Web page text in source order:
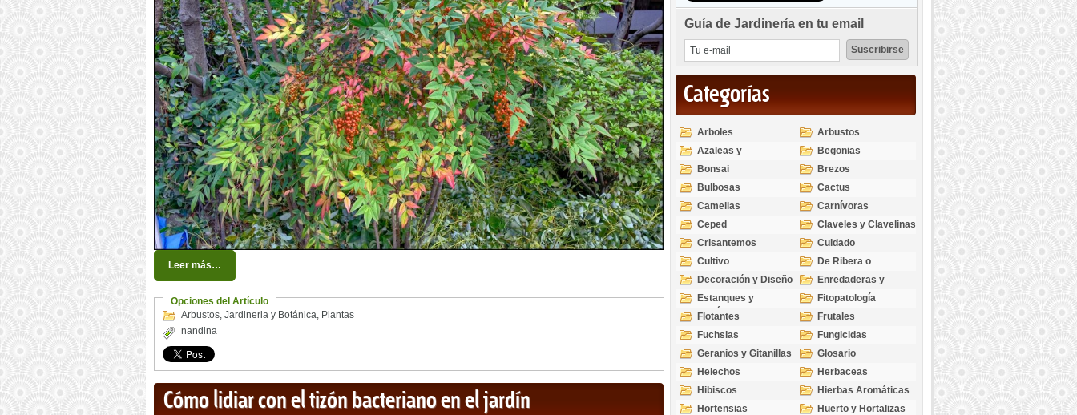
Leer más…
Opciones del Artículo
Arbustos, Jardineria y Botánica, Plantas
nandina
Cómo lidiar con el tizón bacteriano en el jardín
Guía de Jardinería en tu email
Categorías
Arboles
Arbustos
Azaleas y
Rododendros
Begonias
Bonsai
Brezos
Bulbosas
Cactus
Camelias
Carnívoras
Ceped
Claveles y Clavelinas
Crisantemos
Cuidado
Cultivo
De Ribera o
Palustres
Decoración y Diseño
Enredaderas y
cubresuelos
Estanques y
Acuáticas
Fitopatología
Flotantes
Frutales
Fuchsias
Fungicidas
Geranios y Gitanillas
Glosario
Helechos
Herbaceas
Hibiscos
Hierbas Aromáticas
Hortensias
Huerto y Hortalizas